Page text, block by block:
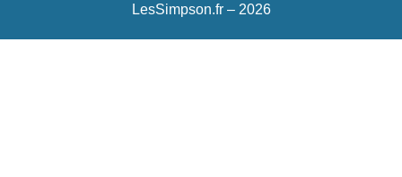
LesSimpson.fr – 2026